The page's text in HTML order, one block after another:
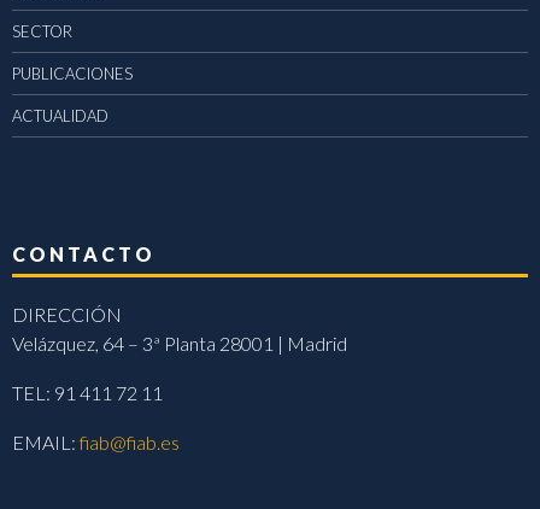
SECTOR
PUBLICACIONES
ACTUALIDAD
CONTACTO
DIRECCIÓN
Velázquez, 64 – 3ª Planta 28001 | Madrid
TEL: 91 411 72 11
EMAIL:fiab@fiab.es